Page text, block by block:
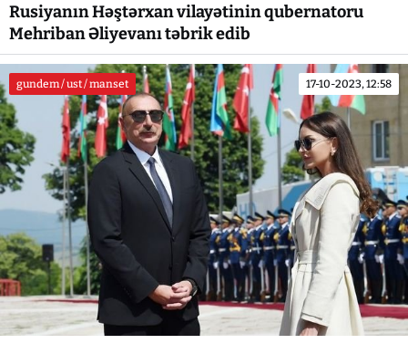
Rusiyanın Həştərxan vilayətinin qubernatoru
Mehriban Əliyevanı təbrik edib
gundem / ust / manset 17-10-2023, 12:58